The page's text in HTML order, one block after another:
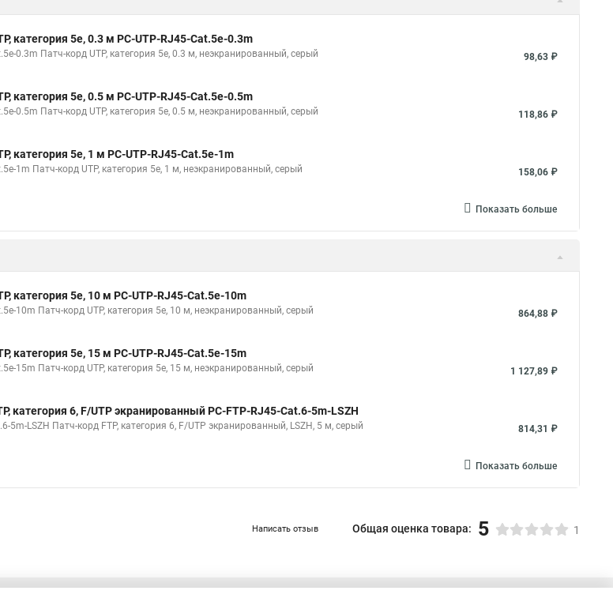
категория 5e, 0.3 м PC-UTP-RJ45-Cat.5e-0.3m
0.3m Патч-корд UTP, категория 5e, 0.3 м, неэкранированный, серый 98,63 ₽
категория 5e, 0.5 м PC-UTP-RJ45-Cat.5e-0.5m
0.5m Патч-корд UTP, категория 5e, 0.5 м, неэкранированный, серый 118,86 ₽
категория 5e, 1 м PC-UTP-RJ45-Cat.5e-1m
1m Патч-корд UTP, категория 5e, 1 м, неэкранированный, серый 158,06 ₽
Показать больше
категория 5e, 10 м PC-UTP-RJ45-Cat.5e-10m
10m Патч-корд UTP, категория 5e, 10 м, неэкранированный, серый 864,88 ₽
категория 5e, 15 м PC-UTP-RJ45-Cat.5e-15m
15m Патч-корд UTP, категория 5e, 15 м, неэкранированный, серый 1 127,89 ₽
категория 6, F/UTP экранированный PC-FTP-RJ45-Cat.6-5m-LSZH
5m-LSZH Патч-корд FTP, категория 6, F/UTP экранированный, LSZH, 5 м, серый 814,31 ₽
Показать больше
Написать отзыв Общая оценка товара: 5 1